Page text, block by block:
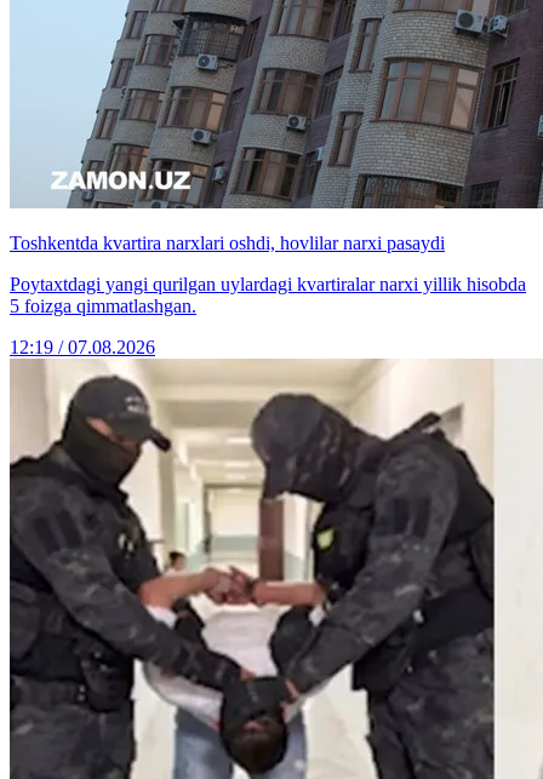
Toshkentda kvartira narxlari oshdi, hovlilar narxi pasaydi
Poytaxtdagi yangi qurilgan uylardagi kvartiralar narxi yillik hisobda
5 foizga qimmatlashgan.
12:19 / 07.08.2026